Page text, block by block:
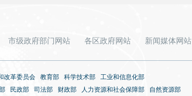
市级政府部门网站 各区政府网站 新闻媒体网站
改革委员会 教育部 科学技术部
工业和信息化部
民政部 司法部 财政部 人力资源和社会保障部 自然资源部